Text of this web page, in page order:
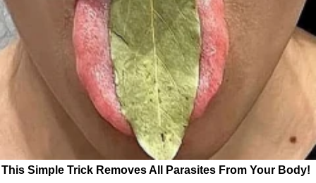
This Simple Trick Removes All Parasites From Your Body!